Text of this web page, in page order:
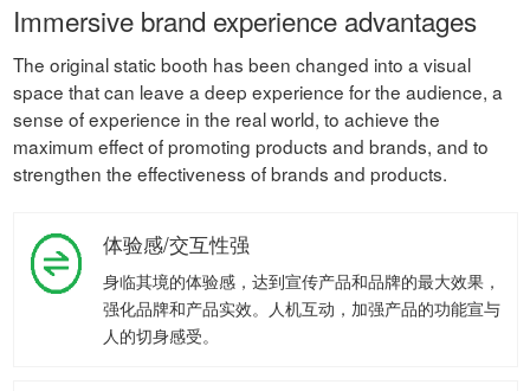
Immersive brand experience advantages
The original static booth has been changed into a visual
space that can leave a deep experience for the audience, a
sense of experience in the real world, to achieve the
maximum effect of promoting products and brands, and to
strengthen the effectiveness of brands and products.
体验感/交互性强
身临其境的体验感，达到宣传产品和品牌的最大效果，
强化品牌和产品实效。人机互动，加强产品的功能宣与
人的切身感受。